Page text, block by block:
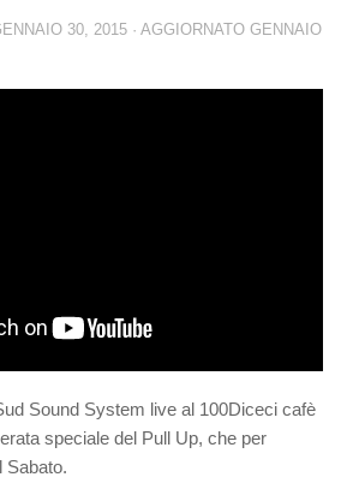
30, 2015 · AGGIORNATO GENNAIO
Sound System live al 100Diceci cafè
speciale del Pull Up, che per
Sabato.